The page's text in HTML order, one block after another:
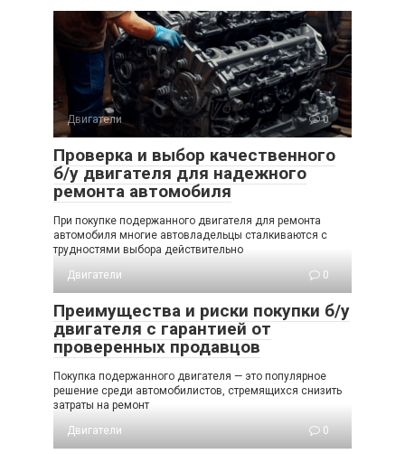
Двигатели 0
Проверка и выбор качественного
б/у двигателя для надежного
ремонта автомобиля
При покупке подержанного двигателя для ремонта
автомобиля многие автовладельцы сталкиваются с
трудностями выбора действительно
Двигатели
0
Преимущества и риски покупки б/у
двигателя с гарантией от
проверенных продавцов
Покупка подержанного двигателя — это популярное
решение среди автомобилистов, стремящихся снизить
затраты на ремонт
Двигатели
0